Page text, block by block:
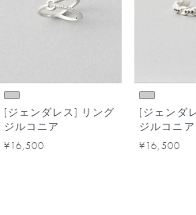
[ジェンダレス] リング
ジルコニア
¥16,500
[ジェンダ
ジルコニア
¥16,500